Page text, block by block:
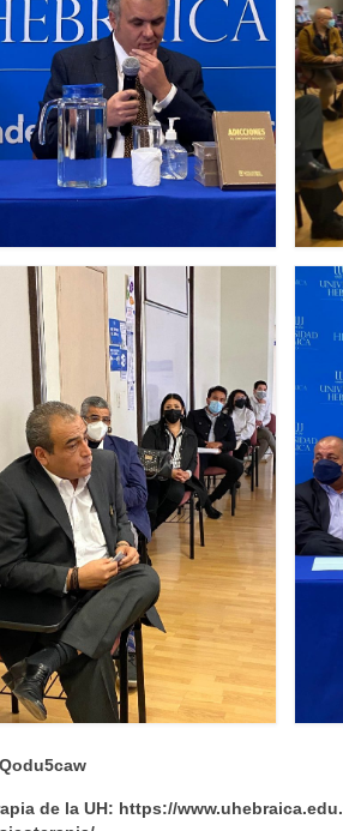
de la UH: https://